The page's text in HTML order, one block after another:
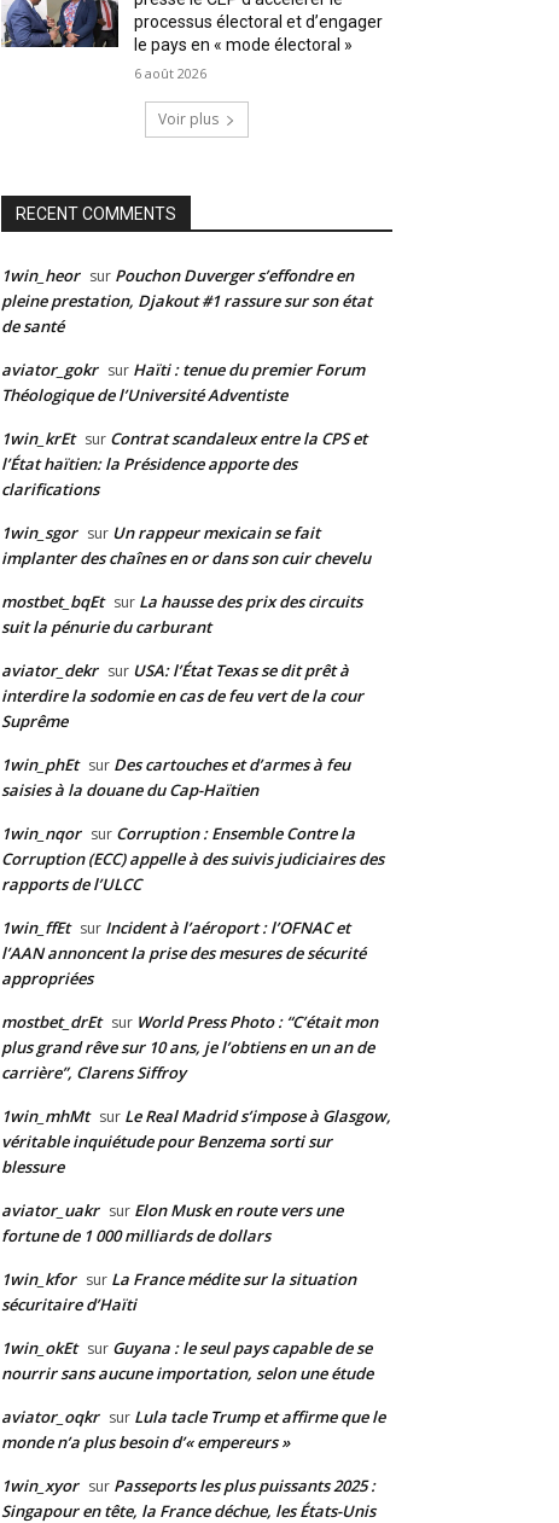
processus électoral et d’engager
le pays en « mode électoral »
6 août 2026
Voir plus
RECENT COMMENTS
1win_heor sur Pouchon Duverger s’effondre en
pleine prestation, Djakout #1 rassure sur son état
de santé
aviator_gokr sur Haïti : tenue du premier Forum
Théologique de l’Université Adventiste
1win_krEt sur Contrat scandaleux entre la CPS et
l’État haïtien: la Présidence apporte des
clarifications
1win_sgor sur Un rappeur mexicain se fait
implanter des chaînes en or dans son cuir chevelu
mostbet_bqEt sur La hausse des prix des circuits
suit la pénurie du carburant
aviator_dekr sur USA: l’État Texas se dit prêt à
interdire la sodomie en cas de feu vert de la cour
Suprême
1win_phEt sur Des cartouches et d’armes à feu
saisies à la douane du Cap-Haïtien
1win_nqor sur Corruption : Ensemble Contre la
Corruption (ECC) appelle à des suivis judiciaires des
rapports de l’ULCC
1win_ffEt sur Incident à l’aéroport : l’OFNAC et
l’AAN annoncent la prise des mesures de sécurité
appropriées
mostbet_drEt sur World Press Photo : “C’était mon
plus grand rêve sur 10 ans, je l’obtiens en un an de
carrière”, Clarens Siffroy
1win_mhMt sur Le Real Madrid s’impose à Glasgow,
véritable inquiétude pour Benzema sorti sur
blessure
aviator_uakr sur Elon Musk en route vers une
fortune de 1 000 milliards de dollars
1win_kfor sur La France médite sur la situation
sécuritaire d’Haïti
1win_okEt sur Guyana : le seul pays capable de se
nourrir sans aucune importation, selon une étude
aviator_oqkr sur Lula tacle Trump et affirme que le
monde n’a plus besoin d’« empereurs »
1win_xyor sur Passeports les plus puissants 2025 :
Singapour en tête, la France déchue, les États-Unis